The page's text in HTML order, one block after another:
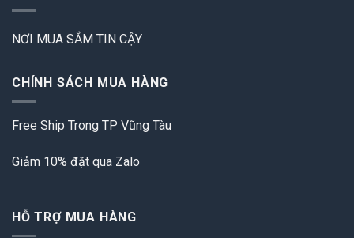
NƠI MUA SẮM TIN CẬY
CHÍNH SÁCH MUA HÀNG
Free Ship Trong TP Vũng Tàu
Giảm 10% đặt qua Zalo
HỖ TRỢ MUA HÀNG